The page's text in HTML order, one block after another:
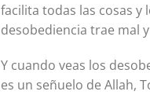
facilita todas las cosas y
desobediencia trae mal
Y cuando veas los
es un señuelo de Allah,